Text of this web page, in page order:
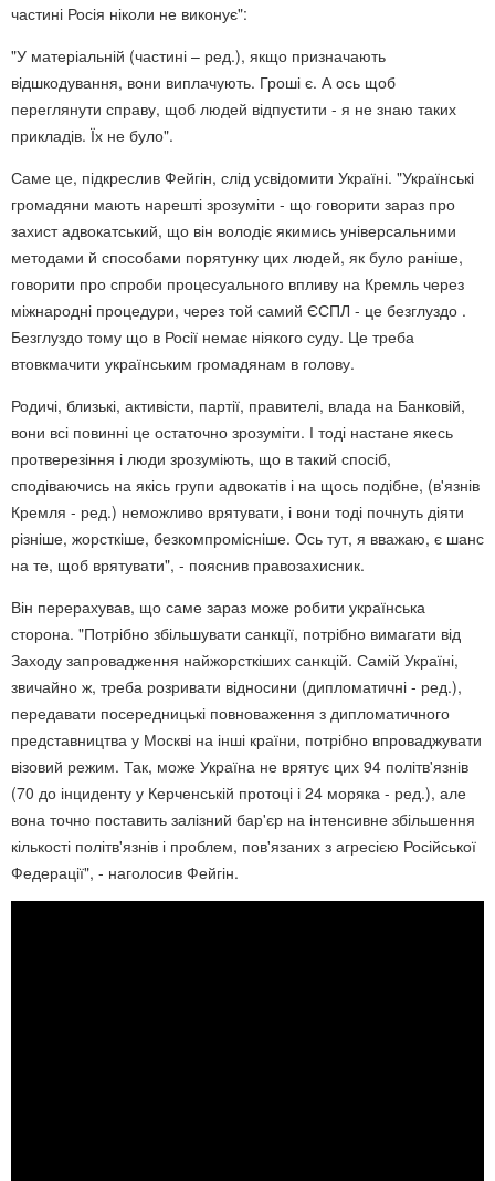
частині Росія ніколи не виконує":
"У матеріальній (частині – ред.), якщо призначають
відшкодування, вони виплачують. Гроші є. А ось щоб
переглянути справу, щоб людей відпустити - я не знаю таких
прикладів. Їх не було".
Саме це, підкреслив Фейгін, слід усвідомити Україні. "Українські
громадяни мають нарешті зрозуміти - що говорити зараз про
захист адвокатський, що він володіє якимись універсальними
методами й способами порятунку цих людей, як було раніше,
говорити про спроби процесуального впливу на Кремль через
міжнародні процедури, через той самий ЄСПЛ - це безглуздо .
Безглуздо тому що в Росії немає ніякого суду. Це треба
втовкмачити українським громадянам в голову.
Родичі, близькі, активісти, партії, правителі, влада на Банковій,
вони всі повинні це остаточно зрозуміти. І тоді настане якесь
протверезіння і люди зрозуміють, що в такий спосіб,
сподіваючись на якісь групи адвокатів і на щось подібне, (в'язнів
Кремля - ред.) неможливо врятувати, і вони тоді почнуть діяти
різніше, жорсткіше, безкомпромісніше. Ось тут, я вважаю, є шанс
на те, щоб врятувати", - пояснив правозахисник.
Він перерахував, що саме зараз може робити українська
сторона. "Потрібно збільшувати санкції, потрібно вимагати від
Заходу запровадження найжорсткіших санкцій. Самій Україні,
звичайно ж, треба розривати відносини (дипломатичні - ред.),
передавати посередницькі повноваження з дипломатичного
представництва у Москві на інші країни, потрібно впроваджувати
візовий режим. Так, може Україна не врятує цих 94 політв'язнів
(70 до інциденту у Керченській протоці і 24 моряка - ред.), але
вона точно поставить залізний бар'єр на інтенсивне збільшення
кількості політв'язнів і проблем, пов'язаних з агресією Російської
Федерації", - наголосив Фейгін.